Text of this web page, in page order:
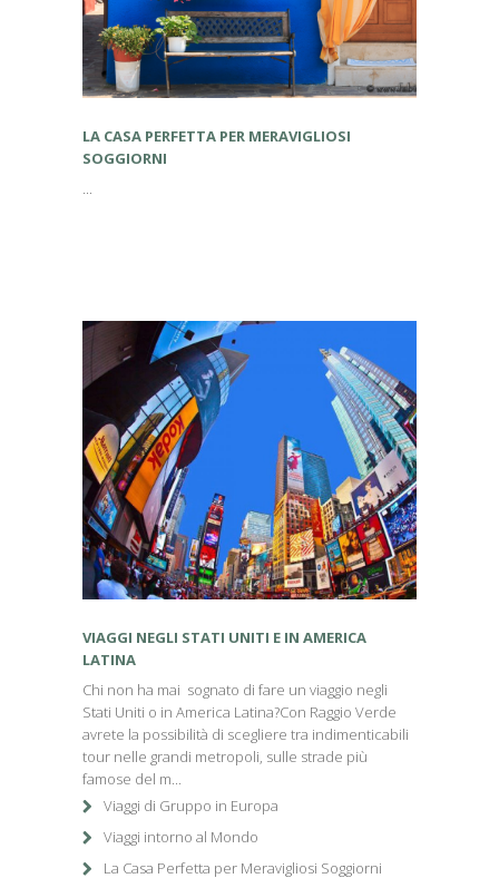
LA CASA PERFETTA PER MERAVIGLIOSI
SOGGIORNI
...
VIAGGI NEGLI STATI UNITI E IN AMERICA
LATINA
Chi non ha mai sognato di fare un viaggio negli
Stati Uniti o in America Latina?Con Raggio Verde
avrete la possibilità di scegliere tra indimenticabili
tour nelle grandi metropoli, sulle strade più
famose del m...
Viaggi di Gruppo in Europa
Viaggi intorno al Mondo
La Casa Perfetta per Meravigliosi Soggiorni